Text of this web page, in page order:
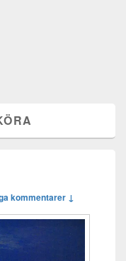
kommentarer ↓